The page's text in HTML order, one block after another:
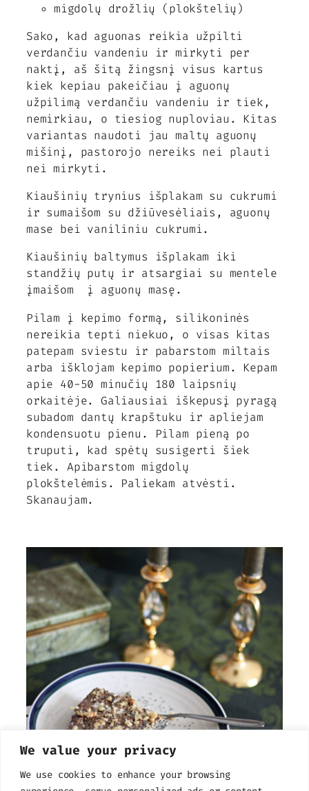
We value your privacy
We use cookies to enhance your browsing
migdolų drožlių (plokštelių)
Sako, kad aguonas reikia užpilti
verdančiu vandeniu ir mirkyti per
naktį, aš šitą žingsnį visus kartus
kiek kepiau pakeičiau į aguonų
užpilimą verdančiu vandeniu ir tiek,
nemirkiau, o tiesiog nuploviau. Kitas
variantas naudoti jau maltų aguonų
mišinį, pastorojo nereiks nei plauti
nei mirkyti.
Kiaušinių trynius išplakam su cukrumi
ir sumaišom su džiūvesėliais, aguonų
mase bei vaniliniu cukrumi.
Kiaušinių baltymus išplakam iki
standžių putų ir atsargiai su mentele
įmaišom į aguonų masę.
Pilam į kepimo formą, silikoninės
nereikia tepti niekuo, o visas kitas
patepam sviestu ir pabarstom miltais
arba išklojam kepimo popierium. Kepam
apie 40-50 minučių 180 laipsnių
orkaitėje. Galiausiai iškepusį pyragą
subadom dantų krapštuku ir apliejam
kondensuotu pienu. Pilam pieną po
truputi, kad spėtų susigerti šiek
tiek. Apibarstom migdolų
plokštelėmis. Paliekam atvėsti.
Skanaujam.